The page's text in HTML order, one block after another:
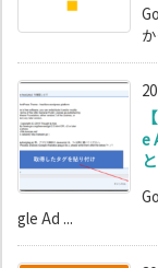
e
gle Ad ...